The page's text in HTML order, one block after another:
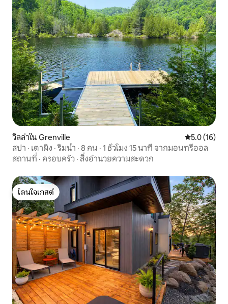
วิลล่าใน Grenville คะแนนเฉลี่ย
5.0 (16)
สปา · เตาผิง · ริมน้ำ · 8 คน · 1 ชั่วโมง 15 นาที จากมอนทรีออล
สถานที่ · ครอบครัว · สิ่งอำนวยความสะดวก
โดนใจเกสต์
โดนใจเกสต์